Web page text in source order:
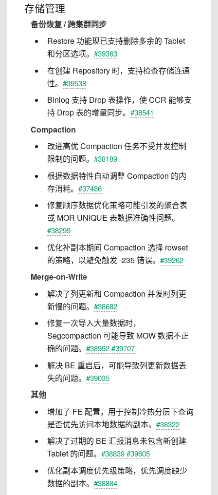
存储管理
备份恢复 / 跨集群同步
Restore 功能现已支持删除多余的 Tablet
和分区选项。 #39363
在创建 Repository 时，支持检查存储连通
性。 #39538
Binlog 支持 Drop 表操作，使 CCR 能够支
持 Drop 表的增量同步。 #38541
Compaction
改进高优 Compaction 任务不受并发控制
限制的问题。 #38189
根据数据特性自动调整 Compaction 的内
存消耗。 #37486
修复顺序数据优化策略可能引发的聚合表
或 MOR UNIQUE 表数据准确性问题。
#38299
优化补副本期间 Compaction 选择 rowset
的策略，以避免触发 -235 错误。 #39262
Merge-on-Write
解决了列更新和 Compaction 并发时列更
新慢的问题。 #38682
修复一次导入大量数据时，
Segcompaction 可能导致 MOW 数据不正
确的问题。 #38992#39707
解决 BE 重启后，可能导致列更新数据丢
失的问题。 #39035
其他
增加了 FE 配置，用于控制冷热分层下查询
是否优先访问本地数据的副本。 #38322
解决了过期的 BE 汇报消息未包含新创建
Tablet 的问题。 #38839#39605
优化副本调度优先级策略，优先调度缺少
数据的副本。 #38884